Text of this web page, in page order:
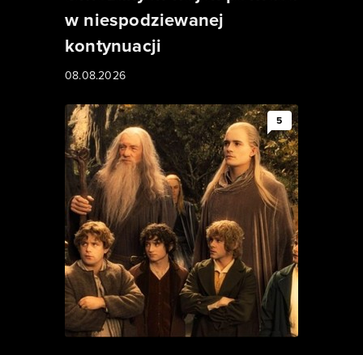
w niespodziewanej
kontynuacji
08.08.2026
5